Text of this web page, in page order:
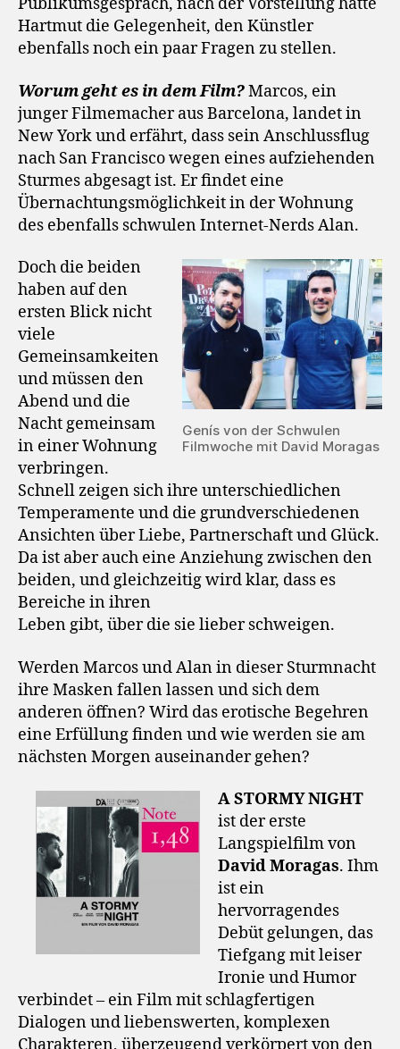
Publikumsgespräch, nach der Vorstellung hatte
Hartmut die Gelegenheit, den Künstler
ebenfalls noch ein paar Fragen zu stellen.
Worum geht es in dem Film?Marcos, ein
junger Filmemacher aus Barcelona, landet in
New York und erfährt, dass sein Anschlussflug
nach San Francisco wegen eines aufziehenden
Sturmes abgesagt ist. Er findet eine
Übernachtungsmöglichkeit in der Wohnung
des ebenfalls schwulen Internet-Nerds Alan.
Genís von der Schwulen
Filmwoche mit David Moragas
Doch die beiden
haben auf den
ersten Blick nicht
viele
Gemeinsamkeiten
und müssen den
Abend und die
Nacht gemeinsam
in einer Wohnung
verbringen.
Schnell zeigen sich ihre unterschiedlichen
Temperamente und die grundverschiedenen
Ansichten über Liebe, Partnerschaft und Glück.
Da ist aber auch eine Anziehung zwischen den
beiden, und gleichzeitig wird klar, dass es
Bereiche in ihren
Leben gibt, über die sie lieber schweigen.
Werden Marcos und Alan in dieser Sturmnacht
ihre Masken fallen lassen und sich dem
anderen öffnen? Wird das erotische Begehren
eine Erfüllung finden und wie werden sie am
nächsten Morgen auseinander gehen?
A STORMY NIGHT
ist der erste
Langspielfilm von
David Moragas. Ihm
ist ein
hervorragendes
Debüt gelungen, das
Tiefgang mit leiser
Ironie und Humor
verbindet – ein Film mit schlagfertigen
Dialogen und liebenswerten, komplexen